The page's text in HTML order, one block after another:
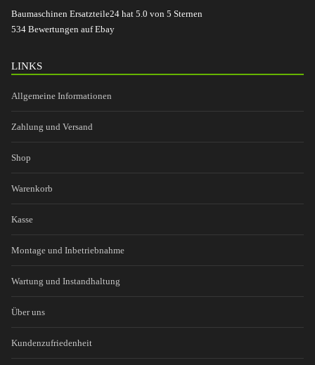
Baumaschinen Ersatzteile24 hat 5.0 von 5 Sternen
534 Bewertungen auf Ebay
LINKS
Allgemeine Informationen
Zahlung und Versand
Shop
Warenkorb
Kasse
Montage und Inbetriebnahme
Wartung und Instandhaltung
Über uns
Kundenzufriedenheit